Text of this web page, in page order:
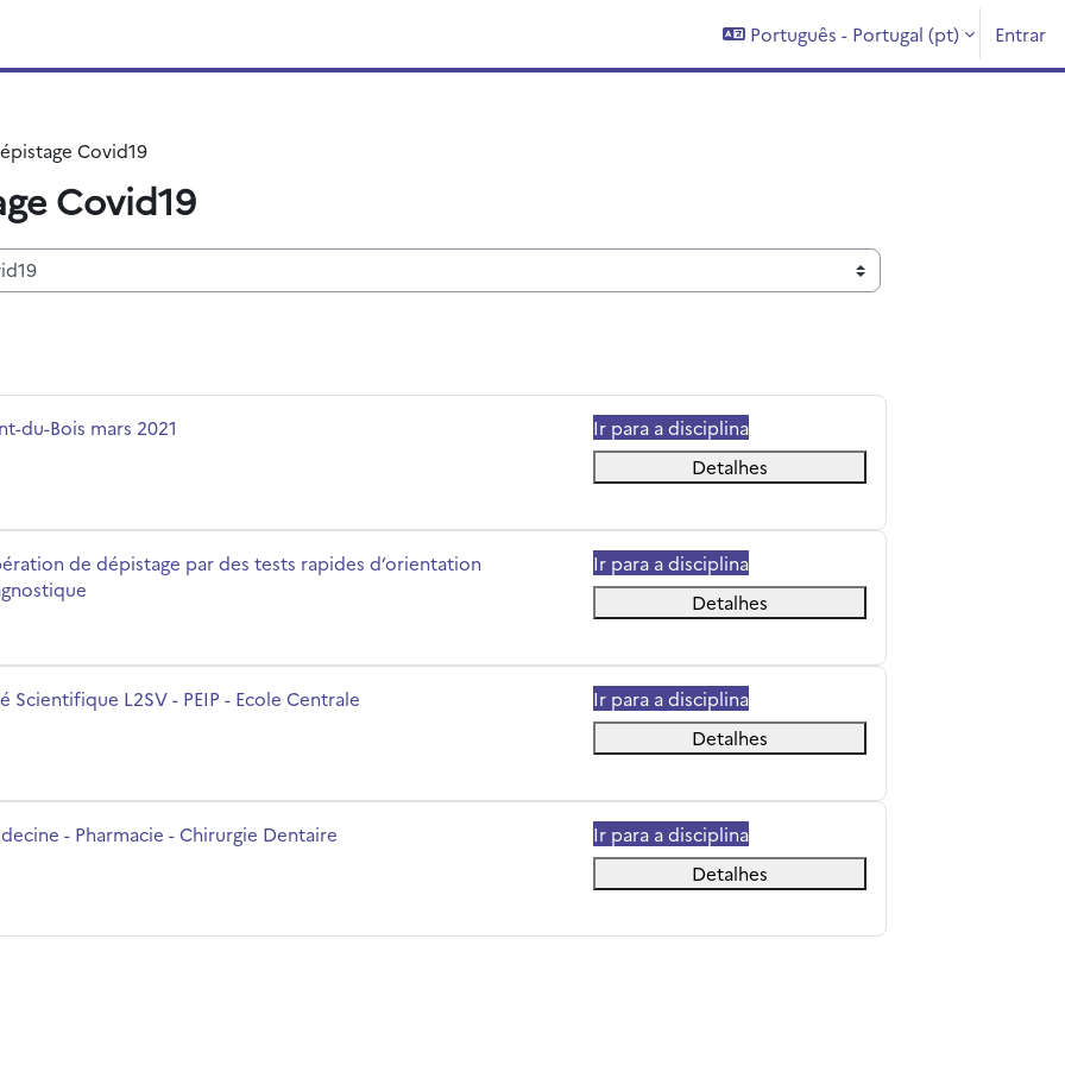
Português - Portugal ‎(pt)‎ Entrar
Covid19
Covid19
da disciplina
du-Bois mars 2021
Ir para a disciplina
Detalhes
d’orientation diagnostique
da disciplina
de dépistage par des tests rapides d’orientation
Ir para a disciplina
Detalhes
da disciplina
Scientifique L2SV - PEIP - Ecole Centrale
Ir para a disciplina
Detalhes
da disciplina
- Pharmacie - Chirurgie Dentaire
Ir para a disciplina
Detalhes